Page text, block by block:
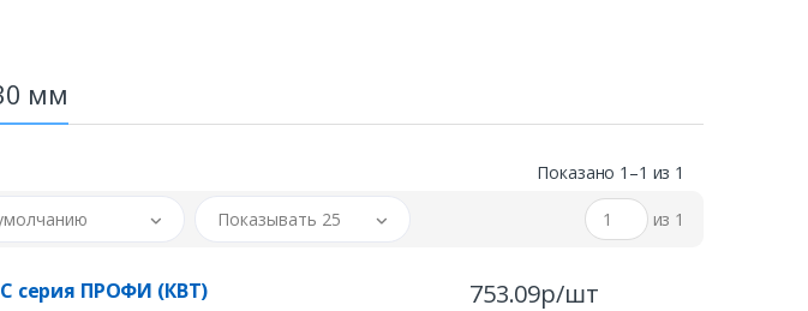
мм
Показано 1–1 из 1
Показывать 25 из 1
серия ПРОФИ (КВТ) 753.09р/шт